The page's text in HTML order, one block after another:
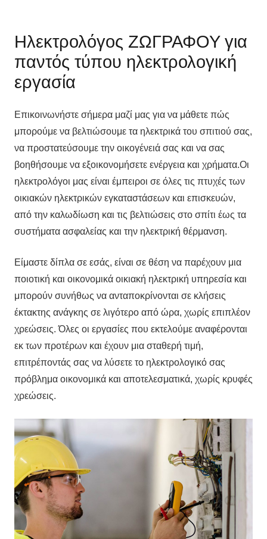
Ηλεκτρολόγος ΖΩΓΡΑΦΟΥ για
παντός τύπου ηλεκτρολογική
εργασία
Επικοινωνήστε σήμερα μαζί μας για να μάθετε πώς
μπορούμε να βελτιώσουμε τα ηλεκτρικά του σπιτιού σας,
να προστατεύσουμε την οικογένειά σας και να σας
βοηθήσουμε να εξοικονομήσετε ενέργεια και χρήματα.Οι
ηλεκτρολόγοι μας είναι έμπειροι σε όλες τις πτυχές των
οικιακών ηλεκτρικών εγκαταστάσεων και επισκευών,
από την καλωδίωση και τις βελτιώσεις στο σπίτι έως τα
συστήματα ασφαλείας και την ηλεκτρική θέρμανση.
Είμαστε δίπλα σε εσάς, είναι σε θέση να παρέχουν μια
ποιοτική και οικονομικά οικιακή ηλεκτρική υπηρεσία και
μπορούν συνήθως να ανταποκρίνονται σε κλήσεις
έκτακτης ανάγκης σε λιγότερο από ώρα, χωρίς επιπλέον
χρεώσεις. Όλες οι εργασίες που εκτελούμε αναφέρονται
εκ των προτέρων και έχουν μια σταθερή τιμή,
επιτρέποντάς σας να λύσετε το ηλεκτρολογικό σας
πρόβλημα οικονομικά και αποτελεσματικά, χωρίς κρυφές
χρεώσεις.